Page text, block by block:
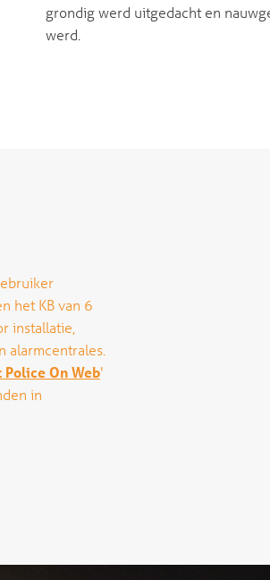
grondig werd uitgedacht en
werd.
het KB van 6
installatie,
alarmcentrales.
On Web'
in